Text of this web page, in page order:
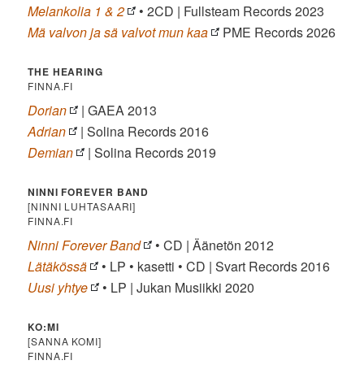
Melankolia 1 & 2
• 2CD | Fullsteam Records 2023
Mä valvon ja sä valvot mun kaa
PME Records 2026
THE HEARING
FINNA.FI
Dorian
| GAEA 2013
Adrian
| Solina Records 2016
Demian
| Solina Records 2019
NINNI FOREVER BAND
[NINNI LUHTASAARI]
FINNA.FI
Ninni Forever Band
• CD | Äänetön 2012
Lätäkössä
• LP • kasetti • CD | Svart Records 2016
Uusi yhtye
• LP | Jukan Musiikki 2020
KO:MI
[SANNA KOMI]
FINNA.FI